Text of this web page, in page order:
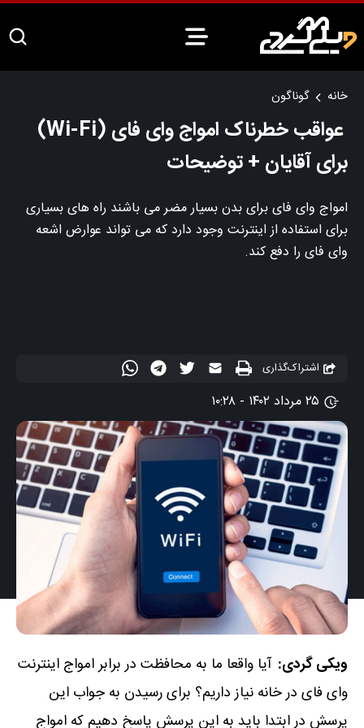
خانه گوناگون
عواقب خطرناک امواج وای فای (Wi-Fi)
برای آقایان + توضیحات
امواج وای فای برای بدن بسیار مضر می باشند راه های بسیاری
برای استفاده از اینترنت وجود دارد که می تواند عوارض اشعه
وای فای را دفع کند.
اشتراک‌گذاری
۲۵ مرداد ۱۴۰۲ - ۱۰:۲۸
ویکی گردی: آیا واقعا ما به محافظت در برابر امواج اینترنت
وای‌ فای در خانه نیاز داریم؟ برای رسیدن به جواب این
پرسش در ابتدا باید به این پرسش پاسخ دهیم که امواج